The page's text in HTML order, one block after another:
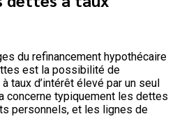
du refinancement hypothécaire
est la possibilité de
taux d’intérêt élevé par un seul
concerne typiquement les dettes
personnels, et les lignes de